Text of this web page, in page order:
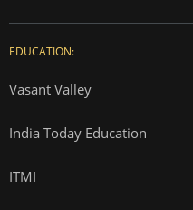
EDUCATION:
Vasant Valley
India Today Education
ITMI